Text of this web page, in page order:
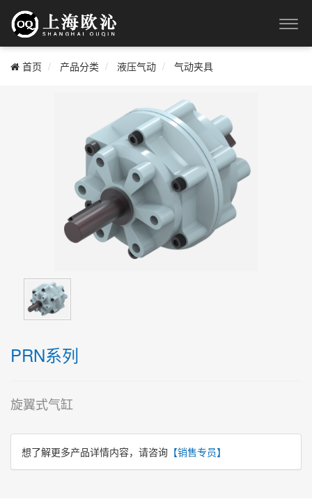
首页 产品分类 液压气动 气动夹具
PRN系列
旋翼式气缸
想了解更多产品详情内容，请咨询 【销售专员】